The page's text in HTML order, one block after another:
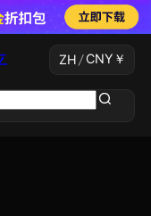
ZH/ CNY ￥